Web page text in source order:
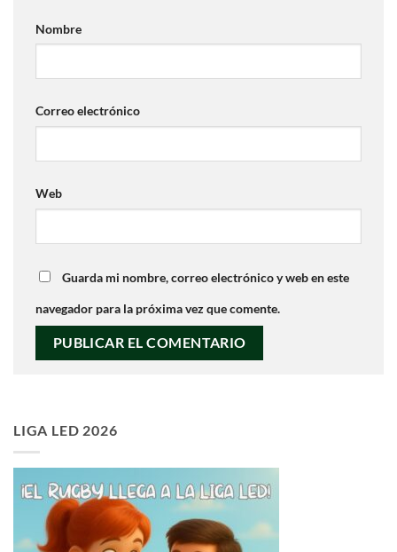
Nombre
Correo electrónico
Web
Guarda mi nombre, correo electrónico y web en este
navegador para la próxima vez que comente.
LIGA LED 2026